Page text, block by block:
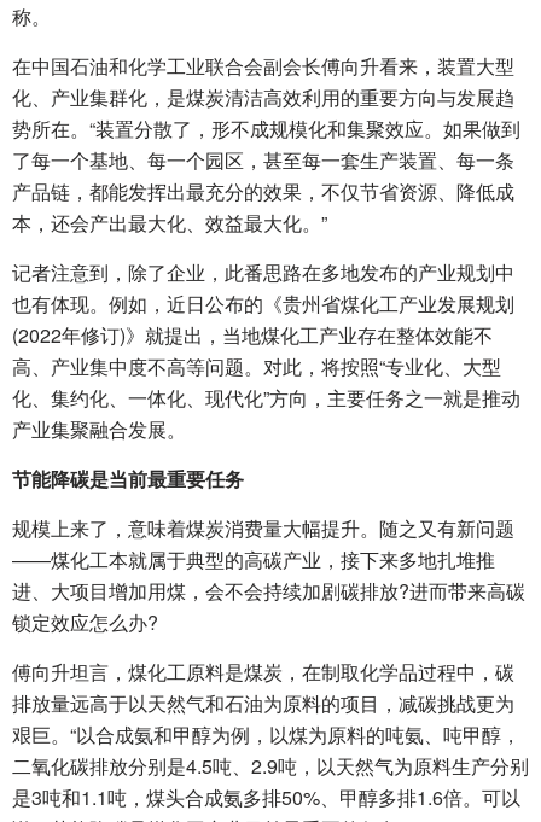
称。
在中国石油和化学工业联合会副会长傅向升看来，装置大型
化、产业集群化，是煤炭清洁高效利用的重要方向与发展趋
势所在。“装置分散了，形不成规模化和集聚效应。如果做到
了每一个基地、每一个园区，甚至每一套生产装置、每一条
产品链，都能发挥出最充分的效果，不仅节省资源、降低成
本，还会产出最大化、效益最大化。”
记者注意到，除了企业，此番思路在多地发布的产业规划中
也有体现。例如，近日公布的《贵州省煤化工产业发展规划
(2022年修订)》就提出，当地煤化工产业存在整体效能不
高、产业集中度不高等问题。对此，将按照“专业化、大型
化、集约化、一体化、现代化”方向，主要任务之一就是推动
产业集聚融合发展。
节能降碳是当前最重要任务
规模上来了，意味着煤炭消费量大幅提升。随之又有新问题
——煤化工本就属于典型的高碳产业，接下来多地扎堆推
进、大项目增加用煤，会不会持续加剧碳排放?进而带来高碳
锁定效应怎么办?
傅向升坦言，煤化工原料是煤炭，在制取化学品过程中，碳
排放量远高于以天然气和石油为原料的项目，减碳挑战更为
艰巨。“以合成氨和甲醇为例，以煤为原料的吨氨、吨甲醇，
二氧化碳排放分别是4.5吨、2.9吨，以天然气为原料生产分别
是3吨和1.1吨，煤头合成氨多排50%、甲醇多排1.6倍。可以